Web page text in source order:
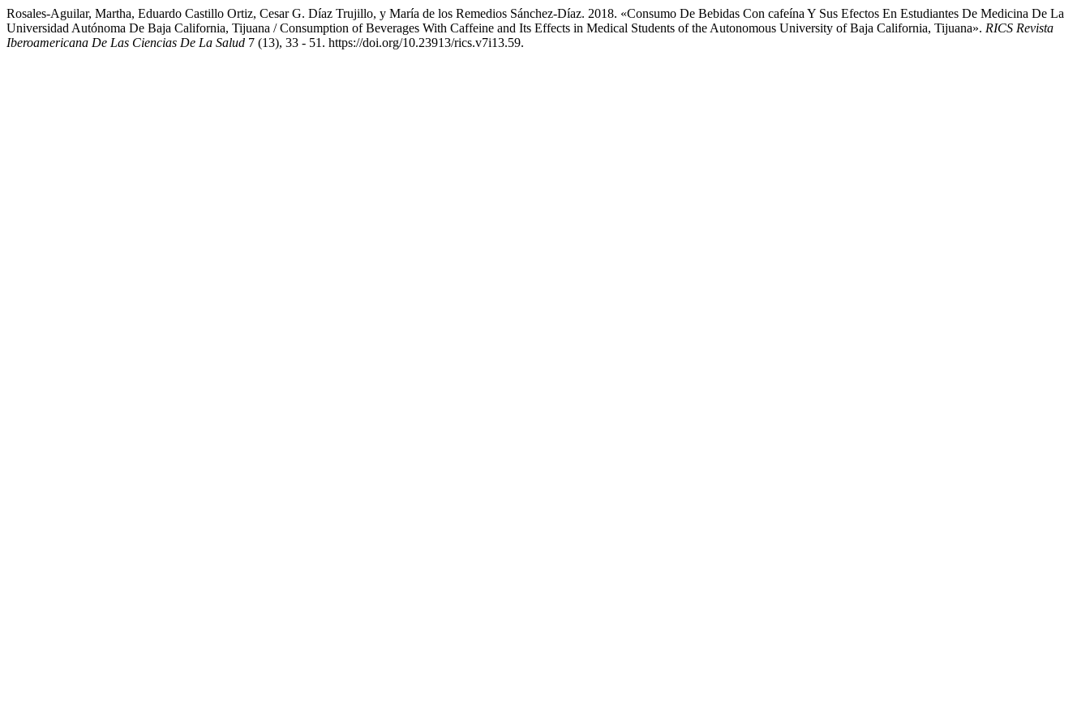
Rosales-Aguilar, Martha, Eduardo Castillo Ortiz, Cesar G. Díaz Trujillo, y María de los Remedios Sánchez-Díaz. 2018. «Consumo De Bebidas Con cafeína Y Sus Efectos En Estudiantes De Medicina De La
Universidad Autónoma De Baja California, Tijuana / Consumption of Beverages With Caffeine and Its Effects in Medical Students of the Autonomous University of Baja California, Tijuana». RICS Revista
Iberoamericana De Las Ciencias De La Salud 7 (13), 33 - 51. https://doi.org/10.23913/rics.v7i13.59.